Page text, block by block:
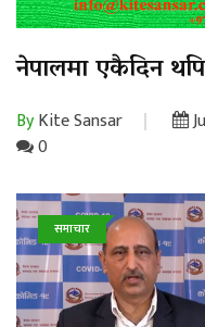
नेपालमा एकैदिन
ByKite Sansar
0
समाचार